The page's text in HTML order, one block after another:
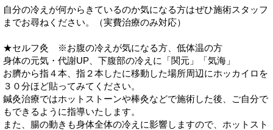
自分の冷えが何からきているのか気になる方はぜひ施術スタッフ
までお尋ねください。（実費治療のみ対応）
★セルフ灸 ※お腹の冷えが気になる方、低体温の方
身体の元気・代謝UP、下腹部の冷えに「関元」「気海」
お臍から指４本、指２本したに移動した場所周辺にホッカイロを
３０分ほど貼ってみてください。
鍼灸治療ではホットストーンや棒灸などで施術した後、ご自分で
もできるように指導いたします。
また、腸の動きも身体全体の冷えに影響しますので、ホットスト